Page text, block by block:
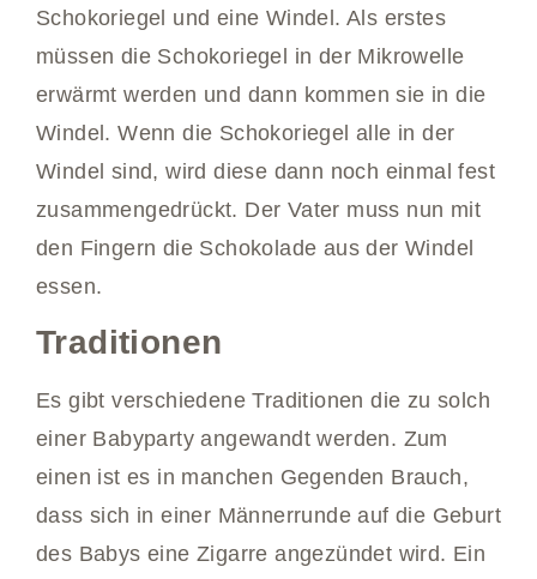
Schokoriegel und eine Windel. Als erstes
müssen die Schokoriegel in der Mikrowelle
erwärmt werden und dann kommen sie in die
Windel. Wenn die Schokoriegel alle in der
Windel sind, wird diese dann noch einmal fest
zusammengedrückt. Der Vater muss nun mit
den Fingern die Schokolade aus der Windel
essen.
Traditionen
Es gibt verschiedene Traditionen die zu solch
einer Babyparty angewandt werden. Zum
einen ist es in manchen Gegenden Brauch,
dass sich in einer Männerrunde auf die Geburt
des Babys eine Zigarre angezündet wird. Ein